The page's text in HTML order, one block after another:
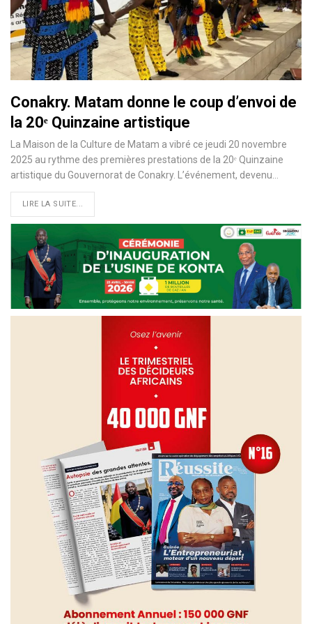
Conakry. Matam donne le coup d’envoi de
la 20ᵉ Quinzaine artistique
La Maison de la Culture de Matam a vibré ce jeudi 20 novembre
2025 au rythme des premières prestations de la 20ᵉ Quinzaine
artistique du Gouvernorat de Conakry. L’événement, devenu…
LIRE LA SUITE...